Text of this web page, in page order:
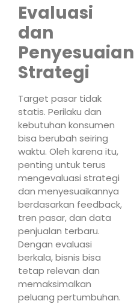
Evaluasi
dan
Penyesuaian
Strategi
Target pasar tidak
statis. Perilaku dan
kebutuhan konsumen
bisa berubah seiring
waktu. Oleh karena itu,
penting untuk terus
mengevaluasi strategi
dan menyesuaikannya
berdasarkan feedback,
tren pasar, dan data
penjualan terbaru.
Dengan evaluasi
berkala, bisnis bisa
tetap relevan dan
memaksimalkan
peluang pertumbuhan.